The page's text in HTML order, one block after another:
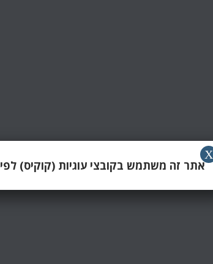
אתר זה משתמש בקובצי עוגיות (קוקיס) לפי
X